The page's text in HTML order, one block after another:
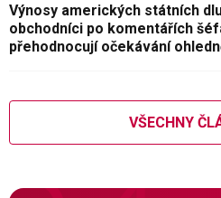
Výnosy amerických státních
obchodníci po komentářích
přehodnocují očekávání
VŠECHNY